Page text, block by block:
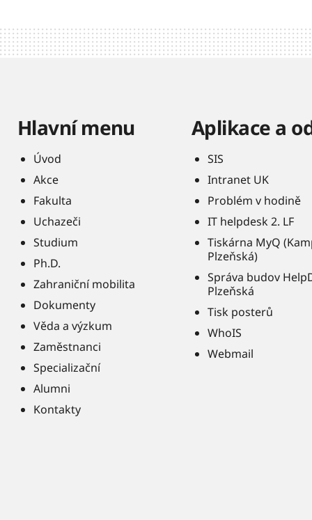
Hlavní menu
Úvod
Akce
Fakulta
Uchazeči
Studium
Ph.D.
Zahraniční mobilita
Dokumenty
Věda a výzkum
Zaměstnanci
Specializační
Alumni
Kontakty
Aplikace a
SIS
Intranet UK
Problém v hodině
IT helpdesk 2. LF
Tiskárna MyQ
Plzeňská)
Správa budov
Plzeňská
Tisk posterů
WhoIS
Webmail